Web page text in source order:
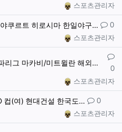
작성자스포츠관리자
쿠르트 히로시마 한일야구… 댓글
0
작성자스포츠관리자
그 마카비/미트윌란 해외축구…
댓글
0
작성자스포츠관리자
컵(여) 현대건설 한국도… 댓글
0
작성자스포츠관리자